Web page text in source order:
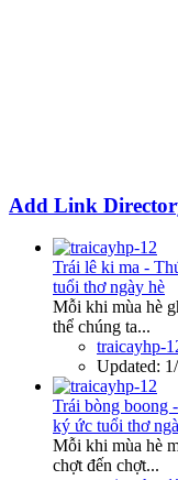
Add Link
Trái lê ki ma -
tuổi thơ ngày hè
Mỗi khi mùa hè
thể chúng ta...
traicayhp-
Updated:
Trái bòng boong
ký ức tuổi thơ
Mỗi khi mùa hè
chợt đến chợt...